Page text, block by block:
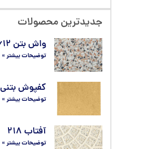
جدیدترین محصولات
واش بتن W۶۱۲
توضیحات بیشتر »
کفپوش بتنی ۲۰*۲۰ زرد
توضیحات بیشتر »
آفتاب ۲۱۸
توضیحات بیشتر »